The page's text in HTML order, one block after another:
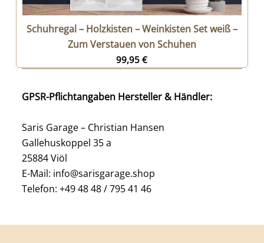
Schuhregal – Holzkisten – Weinkisten Set weiß –
Zum Verstauen von Schuhen
99,95€
GPSR-Pflichtangaben Hersteller & Händler:
Saris Garage – Christian Hansen
Gallehuskoppel 35 a
25884 Viöl
E-Mail: info@sarisgarage.shop
Telefon: +49 48 48 / 795 41 46